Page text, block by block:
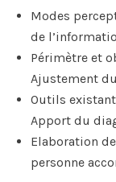
Modes
de
Périmètre et
Ajustement
Outils
Apport du
Elaboration
personne